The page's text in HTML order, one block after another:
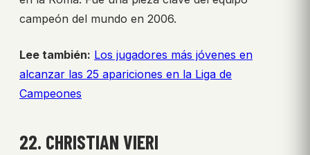
campeón del mundo en 2006.
Lee también: Los jugadores más jóvenes en
alcanzar las 25 apariciones en la Liga de
Campeones
22. CHRISTIAN VIERI